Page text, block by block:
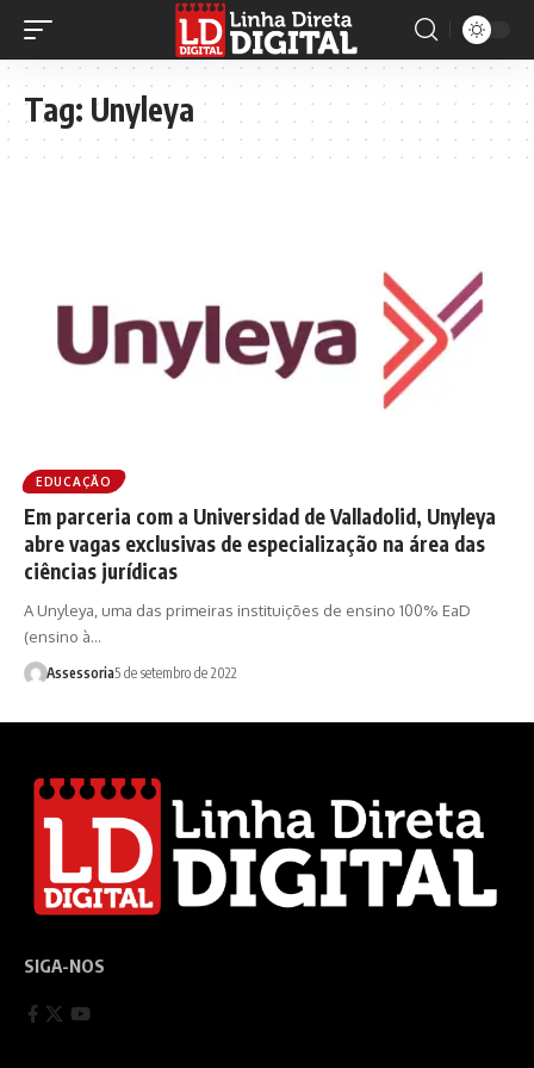
Tag: Unyleya
EDUCAÇÃO
Em parceria com a Universidad de Valladolid, Unyleya
abre vagas exclusivas de especialização na área das
ciências jurídicas
A Unyleya, uma das primeiras instituições de ensino 100% EaD
(ensino à…
Assessoria5 de setembro de 2022
SIGA-NOS